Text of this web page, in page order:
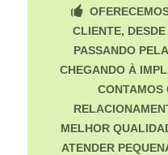
CLIENTE,
PASSANDO
CHEGANDO À
CONTAMOS
MELHOR
ATENDER